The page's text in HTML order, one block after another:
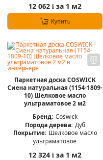
12 062 i за 1 м2
Купить
Паркетная доска COSWICK
Сиена натуральная (1154-1809-
10) Шелковое масло
ультраматовое 2 м2
Бренд: Coswick
Порода дерева: Дуб
Покрытие: Шелковое масло
ультраматовое
12 324 i за 1 м2